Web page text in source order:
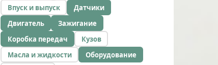
Впуск и выпуск
Датчики
Двигатель
Зажигание
Коробка передач
Кузов
Масла и жидкости
Оборудование